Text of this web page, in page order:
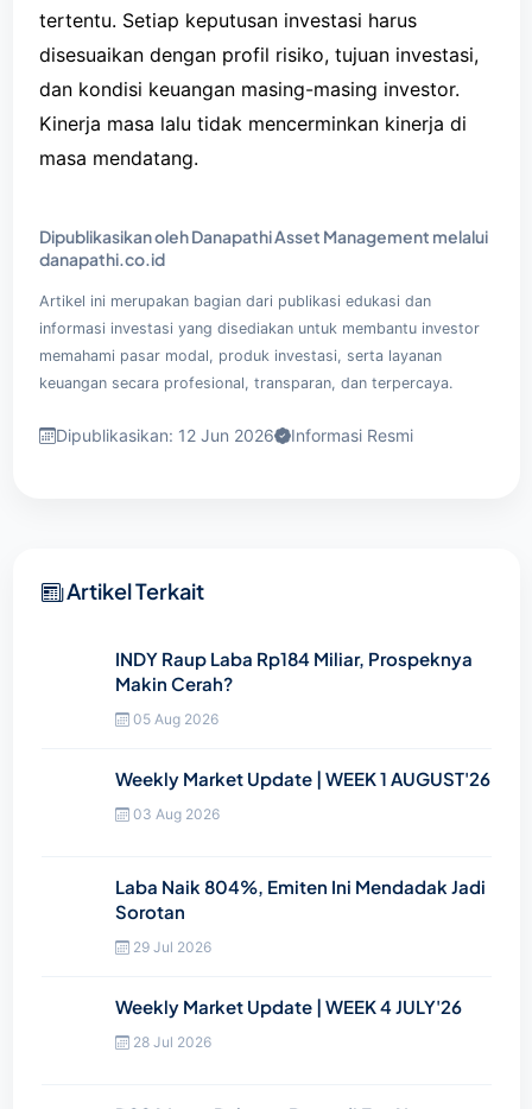
tertentu. Setiap keputusan investasi harus
disesuaikan dengan profil risiko, tujuan investasi,
dan kondisi keuangan masing-masing investor.
Kinerja masa lalu tidak mencerminkan kinerja di
masa mendatang.
Dipublikasikan oleh Danapathi Asset Management melalui
danapathi.co.id
Artikel ini merupakan bagian dari publikasi edukasi dan
informasi investasi yang disediakan untuk membantu investor
memahami pasar modal, produk investasi, serta layanan
keuangan secara profesional, transparan, dan terpercaya.
Dipublikasikan: 12 Jun 2026 Informasi Resmi
Artikel Terkait
INDY Raup Laba Rp184 Miliar, Prospeknya
Makin Cerah?
05 Aug 2026
Weekly Market Update | WEEK 1 AUGUST'26
03 Aug 2026
Laba Naik 804%, Emiten Ini Mendadak Jadi
Sorotan
29 Jul 2026
Weekly Market Update | WEEK 4 JULY'26
28 Jul 2026